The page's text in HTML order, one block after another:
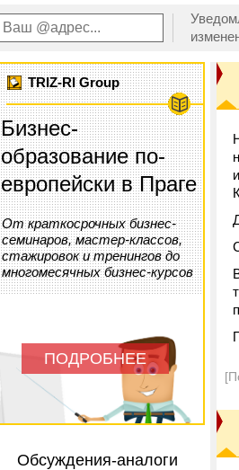
TRIZ-RI Group
Бизнес-
образование по-
европейски в Праге
От краткосрочных бизнес-
семинаров, мастер-классов,
стажировок и тренингов до
многомесячных бизнес-курсов
ПОДРОБНЕЕ
Обсуждения-аналоги